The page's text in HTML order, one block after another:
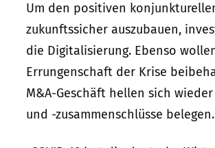
Um den positiven
zukunftssicher auszubauen,
die Digitalisierung. Ebenso
Errungenschaft der Krise
M&A-Geschäft hellen sich
und -zusammenschlüsse belegen.